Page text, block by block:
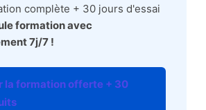
complète + 30 jours d'essai
formation avec
7j/7 !
la formation offerte + 30